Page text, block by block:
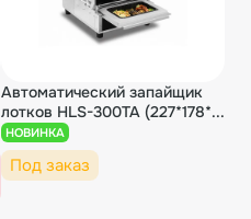
Автоматический запайщик
лотков HLS-300TA (227*178*...
НОВИНКА
Под заказ